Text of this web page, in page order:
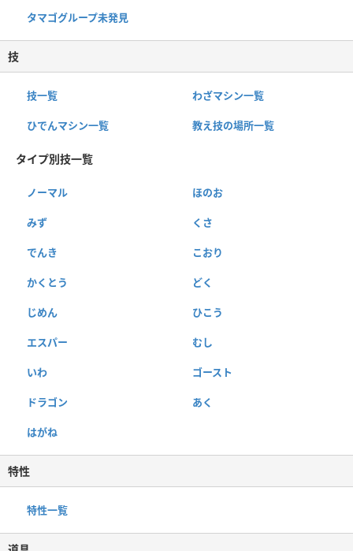
タマゴグループ未発見
技
技一覧 わざマシン一覧
ひでんマシン一覧 教え技の場所一覧
タイプ別技一覧
ノーマル ほのお
みず くさ
でんき こおり
かくとう どく
じめん ひこう
エスパー むし
いわ ゴースト
ドラゴン あく
はがね
特性
特性一覧